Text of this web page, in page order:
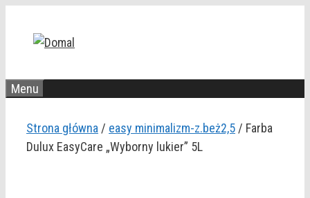
Menu
Strona główna / easy minimalizm-z.beż2,5 / Farba
Dulux EasyCare „Wyborny lukier” 5L